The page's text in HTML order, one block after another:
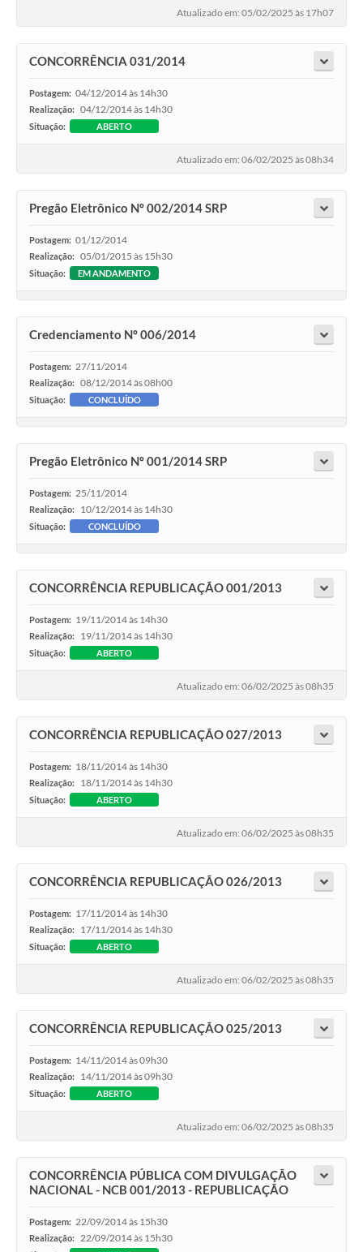
Atualizado em: 05/02/2025 às 17h07
CONCORRÊNCIA 031/2014
Postagem: 04/12/2014 às 14h30
Realização: 04/12/2014 às 14h30
Situação: ABERTO
Atualizado em: 06/02/2025 às 08h34
Pregão Eletrônico Nº 002/2014 SRP
Postagem: 01/12/2014
Realização: 05/01/2015 às 15h30
Situação: EM ANDAMENTO
Credenciamento Nº 006/2014
Postagem: 27/11/2014
Realização: 08/12/2014 às 08h00
Situação: CONCLUÍDO
Pregão Eletrônico Nº 001/2014 SRP
Postagem: 25/11/2014
Realização: 10/12/2014 às 14h30
Situação: CONCLUÍDO
CONCORRÊNCIA REPUBLICAÇÃO 001/2013
Postagem: 19/11/2014 às 14h30
Realização: 19/11/2014 às 14h30
Situação: ABERTO
Atualizado em: 06/02/2025 às 08h35
CONCORRÊNCIA REPUBLICAÇÃO 027/2013
Postagem: 18/11/2014 às 14h30
Realização: 18/11/2014 às 14h30
Situação: ABERTO
Atualizado em: 06/02/2025 às 08h35
CONCORRÊNCIA REPUBLICAÇÃO 026/2013
Postagem: 17/11/2014 às 14h30
Realização: 17/11/2014 às 14h30
Situação: ABERTO
Atualizado em: 06/02/2025 às 08h35
CONCORRÊNCIA REPUBLICAÇÃO 025/2013
Postagem: 14/11/2014 às 09h30
Realização: 14/11/2014 às 09h30
Situação: ABERTO
Atualizado em: 06/02/2025 às 08h35
CONCORRÊNCIA PÚBLICA COM DIVULGAÇÃO
NACIONAL - NCB 001/2013 - REPUBLICAÇÃO
Postagem: 22/09/2014 às 15h30
Realização: 22/09/2014 às 15h30